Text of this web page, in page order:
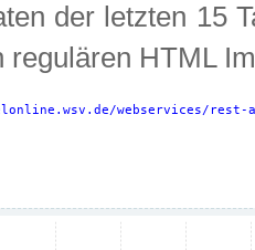
der letzten 15
regulären HTML
webservices/rest-